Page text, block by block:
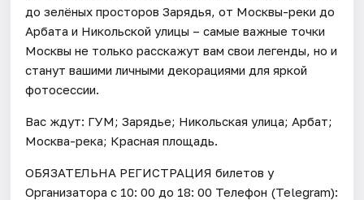
до зелёных просторов Зарядья, от Москвы-реки до
Арбата и Никольской улицы – самые важные точки
Москвы не только расскажут вам свои легенды, но и
станут вашими личными декорациями для яркой
фотосессии.
Вас ждут: ГУМ; Зарядье; Никольская улица; Арбат;
Москва-река; Красная площадь.
ОБЯЗАТЕЛЬНА РЕГИСТРАЦИЯ билетов у
Организатора c 10: 00 до 18: 00 Телефон (Telegram):